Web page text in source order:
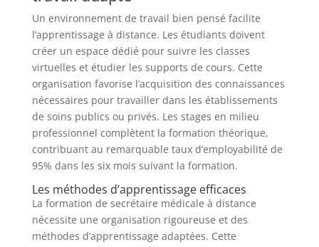
Un environnement de travail bien pensé facilite
l’apprentissage à distance. Les étudiants doivent
créer un espace dédié pour suivre les classes
virtuelles et étudier les supports de cours. Cette
organisation favorise l’acquisition des connaissances
nécessaires pour travailler dans les établissements
de soins publics ou privés. Les stages en milieu
professionnel complètent la formation théorique,
contribuant au remarquable taux d’employabilité de
95% dans les six mois suivant la formation.
Les méthodes d’apprentissage efficaces
La formation de secrétaire médicale à distance
nécessite une organisation rigoureuse et des
méthodes d’apprentissage adaptées. Cette